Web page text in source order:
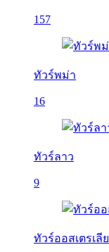
157
ทัวร์พม่า
16
ทัวร์ลาว
9
ทัวร์ออสเตรเลีย